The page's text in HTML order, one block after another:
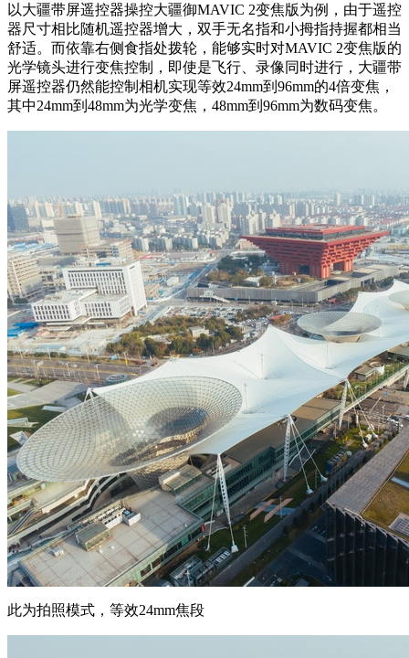
以大疆带屏遥控器操控大疆御MAVIC 2变焦版为例，由于遥控
器尺寸相比随机遥控器增大，双手无名指和小拇指持握都相当
舒适。而依靠右侧食指处拨轮，能够实时对MAVIC 2变焦版的
光学镜头进行变焦控制，即使是飞行、录像同时进行，大疆带
屏遥控器仍然能控制相机实现等效24mm到96mm的4倍变焦，
其中24mm到48mm为光学变焦，48mm到96mm为数码变焦。
此为拍照模式，等效24mm焦段